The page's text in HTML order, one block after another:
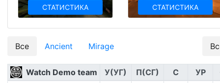
СТАТИСТИКА СТАТИСТИКА
Все Ancient Mirage
Watch Demo team У(УГ) П(СГ) С УР